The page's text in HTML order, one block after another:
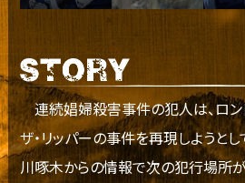
連続娼婦殺害事件の犯人は、ロン
ザ・リッパーの事件を再現しようとし
川啄木からの情報で次の犯行場所